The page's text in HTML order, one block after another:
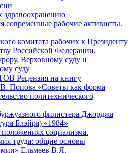
здравоохранению
современные рабочие активисты.
комитета рабочих к Президенту
Российской Федерации,
Верховному суду и
суду
Рецензия на книгу
Попова «Советы как форма
политехнического
филистера Джорджа
Блэйра) «1984»
социализма.
труда: общие основы
Ельмеев В.Я.